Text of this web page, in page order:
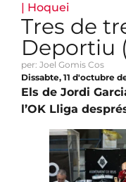
| Hoquei
Tres de
Deportiu
per: Joel Gomis Cos
Dissabte, 11 d'octubre
Els de Jordi
l’OK Lliga